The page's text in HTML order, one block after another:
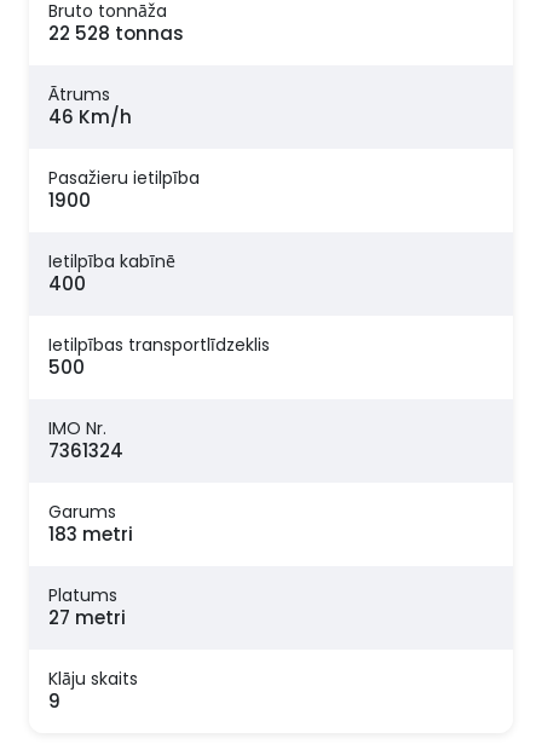
Bruto tonnāža
22 528 tonnas
Ātrums
46 Km/h
Pasažieru ietilpība
1900
Ietilpība kabīnē
400
Ietilpības transportlīdzeklis
500
IMO Nr.
7361324
Garums
183 metri
Platums
27 metri
Klāju skaits
9